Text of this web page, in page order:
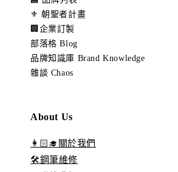
⚜️ 朝聖者計畫
🏢企業訂製
部落格 Blog
品牌知識庫 Brand Knowledge
雜談 Chaos
About Us
👩🏻‍🎓關於我們
🛠️鋼筆維修